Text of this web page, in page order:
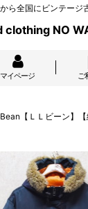
ら全国にビンテージ
clothing NO
マイページ ご
【ＬＬビーン】